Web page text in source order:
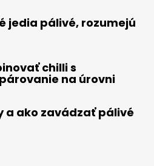
jedia pálivé, rozumejú
chilli s
na úrovni
a ako zavádzať pálivé